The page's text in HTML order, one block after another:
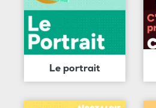
Le portrait